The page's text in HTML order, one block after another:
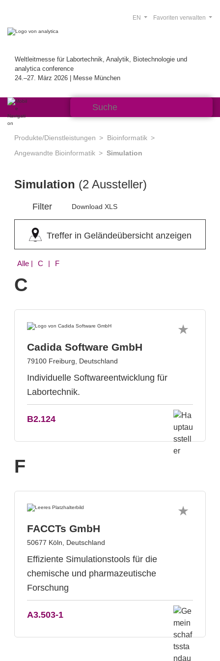
Weltleitmesse für Labortechnik, Analytik, Biotechnologie und
analytica conference
24.–27. März 2026 | Messe München
Favoriten verwalten
EN
Produkte/Dienstleistungen
Bioinformatik
Angewandte Bioinformatik
Simulation
Simulation (2 Aussteller)
Filter Download XLS
Treffer in Geländeübersicht anzeigen
Alle | C | F
C
Cadida Software GmbH
79100 Freiburg, Deutschland
Individuelle Softwareentwicklung für
Labortechnik.
B2.124
F
FACCTs GmbH
50677 Köln, Deutschland
Effiziente Simulationstools für die
chemische und pharmazeutische
Forschung
A3.503-1